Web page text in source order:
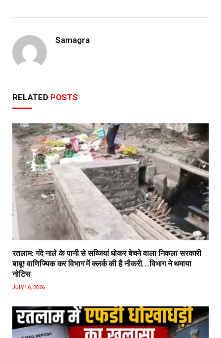
Samagra
RELATED POSTS
रतलाम: गंदे नाले के पानी से सब्जियां धोकर बेचने वाला निकला सरकारी
बाबू! वाणिज्यिक कर विभाग में क्लर्क की है नौकरी…विभाग ने थमाया
नोटिस
JULY 16, 2026